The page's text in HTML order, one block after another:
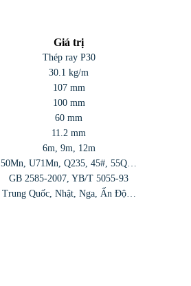
Giá trị
Thép ray P30
30.1 kg/m
107 mm
100 mm
60 mm
11.2 mm
6m, 9m, 12m
50Mn, U71Mn, Q235, 45#, 55Q…
GB 2585-2007, YB/T 5055-93
Trung Quốc, Nhật, Nga, Ấn Độ…